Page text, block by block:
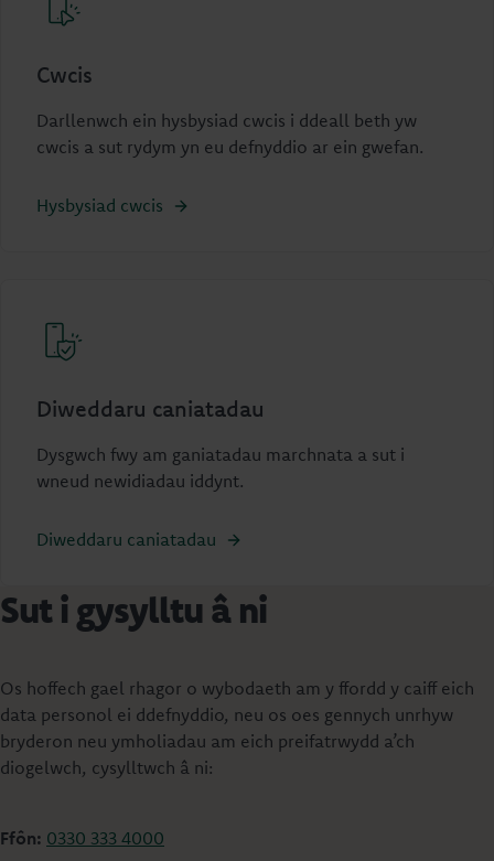
Cwcis
Darllenwch ein hysbysiad cwcis i ddeall beth yw
cwcis a sut rydym yn eu defnyddio ar ein gwefan.
Hysbysiad cwcis
Diweddaru caniatadau
Dysgwch fwy am ganiatadau marchnata a sut i
wneud newidiadau iddynt.
Diweddaru caniatadau
Sut i gysylltu â ni
Os hoffech gael rhagor o wybodaeth am y ffordd y caiff eich
data personol ei ddefnyddio, neu os oes gennych unrhyw
bryderon neu ymholiadau am eich preifatrwydd a’ch
diogelwch, cysylltwch â ni:
Ffôn: 0330 333 4000